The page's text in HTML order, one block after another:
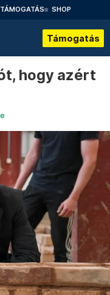
TÁMOGATÁS SHOP
Támogatás
hogy azért